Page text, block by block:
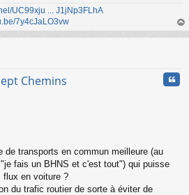
UC99xju ... J1jNp3FLhA
7y4cJaLO3vw
au
Chemins
de transports en commun meilleure (au
fais un BHNS et c'est tout") qui puisse
flux en voiture ?
du trafic routier de sorte à éviter de